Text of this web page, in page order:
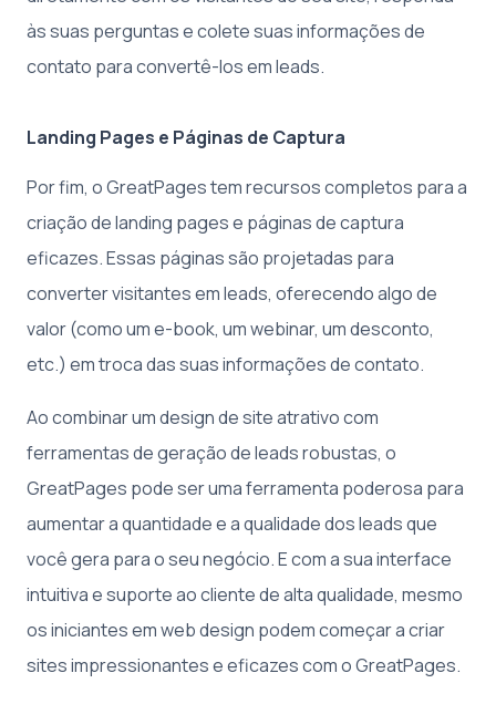
às suas perguntas e colete suas informações de
contato para convertê-los em leads.
Landing Pages e Páginas de Captura
Por fim, o GreatPages tem recursos completos para a
criação de landing pages e páginas de captura
eficazes. Essas páginas são projetadas para
converter visitantes em leads, oferecendo algo de
valor (como um e-book, um webinar, um desconto,
etc.) em troca das suas informações de contato.
Ao combinar um design de site atrativo com
ferramentas de geração de leads robustas, o
GreatPages pode ser uma ferramenta poderosa para
aumentar a quantidade e a qualidade dos leads que
você gera para o seu negócio. E com a sua interface
intuitiva e suporte ao cliente de alta qualidade, mesmo
os iniciantes em web design podem começar a criar
sites impressionantes e eficazes com o GreatPages.